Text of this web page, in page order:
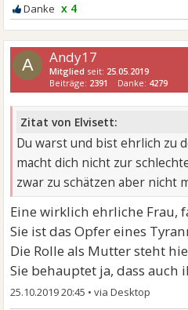
x 4
A Andy17
Mitglied seit: 25.05.2019
Beiträge: 2391 Danke: 4279
Zitat von Elvisett:
Du warst und bist ehrlich zu
macht dich nicht zur
zwar zu schätzen aber nicht
Eine wirklich ehrliche Frau,
Sie ist das Opfer eines
Die Rolle als Mutter steht
Sie behauptet ja, dass auch
25.10.2019 20:45 •